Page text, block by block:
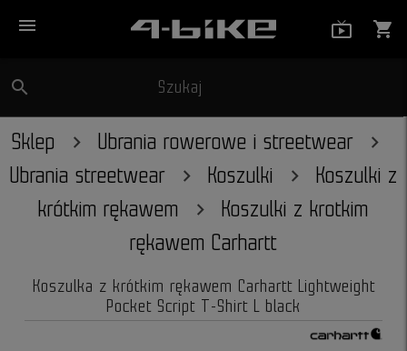
menu shopping_cart
search Szukaj
Sklep
Ubrania rowerowe i streetwear
Ubrania streetwear
Koszulki
Koszulki z
krótkim rękawem
Koszulki z krotkim
rękawem Carhartt
Koszulka z krótkim rękawem Carhartt Lightweight
Pocket Script T-Shirt L black